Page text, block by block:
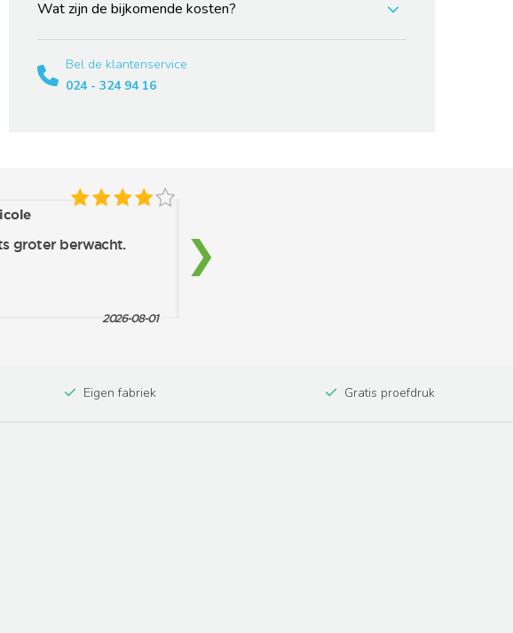
Wat zijn de bijkomende kosten?
Bel de klantenservice
024 - 324 94 16
Eigen fabriek Gratis proefdruk